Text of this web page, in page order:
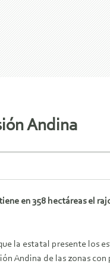
Andina
en 358 hectáreas el
la estatal presente los
Andina de las zonas con